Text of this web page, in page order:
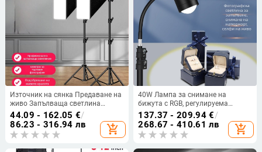
Източник на сянка Предаване на
живо Запълваща светлина
Фотографска светлина
Осветление Мека светлинна
кутия Студио Комплект
Предаване на живо Запълваща
светлина на едро
44.09 - 162.05 €/
86.23 - 316.94 лв
add_shopping_cart
40W Лампа за снимане на
бижута с RGB, регулируема
яркост и независимо захранване
137.37 - 209.94€/
268.67 - 410.61 лв
add_shopping_cart